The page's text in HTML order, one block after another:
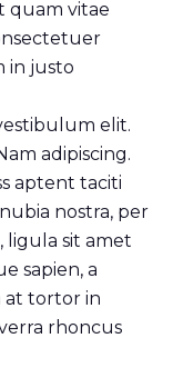
quam vitae
in justo
elit.
adipiscing.
aptent taciti
nostra, per
ligula sit amet
sapien, a
at tortor in
rhoncus